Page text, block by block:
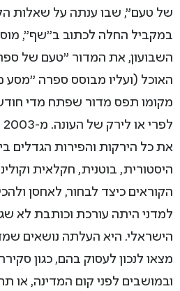
של טעם", שבו ענתה על שאלות
במקביל החלה לכתוב ב"שף",
השבועון, את המדור "טעם של
האוכל (ועליו מבוסס ספרה
מקומו תפס מדור שפתח מדי חודש
את כל הירקות והפירות הגדלים
היסטורית, בוטנית, חקלאית
הקוראים כיצד לבחור, לאחסן
למדני היתה עורכת וכותבת לא
הישראלי. היא העלתה נושאים
מצאו לנכון לעסוק בהם, כגון
ובמושבים לפני קום המדינה, או